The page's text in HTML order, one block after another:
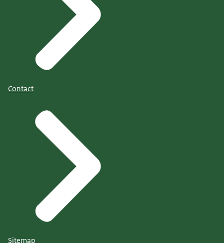
Contact
Sitemap